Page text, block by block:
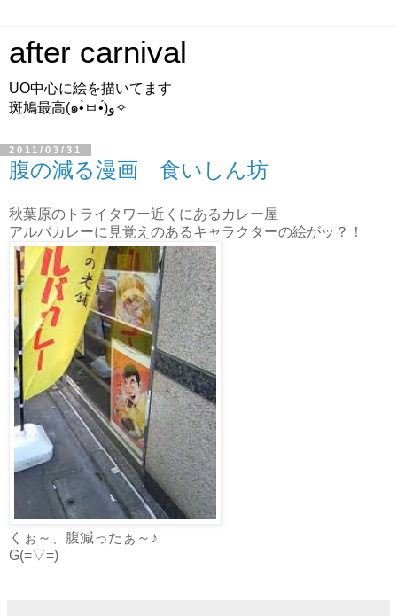
after carnival
UO中心に絵を描いてます
斑鳩最高(๑•̀ㅂ•́)و✧
2011/03/31
腹の減る漫画 食いしん坊
秋葉原のトライタワー近くにあるカレー屋
アルバカレーに見覚えのあるキャラクターの絵がッ？！
くぉ～、腹減ったぁ～♪
G(=▽=)